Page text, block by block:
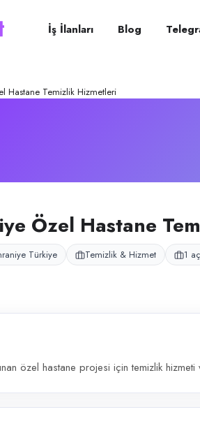
Hastane
projesi için temizlik hizmeti veren
İş İlanları Blog
Hastane Temizlik Hizmetleri
Özel Hastane
Türkiye Temizlik & Hizmet 1
özel hastane projesi için temizlik hizmeti